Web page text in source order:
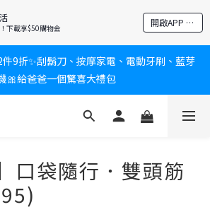
下載享$50購物金 開啟APP 享隱藏優惠
購物金✨再享消費回饋無極限
購物金✨再享消費回饋無極限
9折✨刮鬍刀、按摩家電、電動牙刷、藍芽
🎀給爸爸一個驚喜大禮包
登場💙半導體製冷 x 微米級冰霧，一秒開
購物金✨再享消費回饋無極限
口袋隨行．雙頭筋